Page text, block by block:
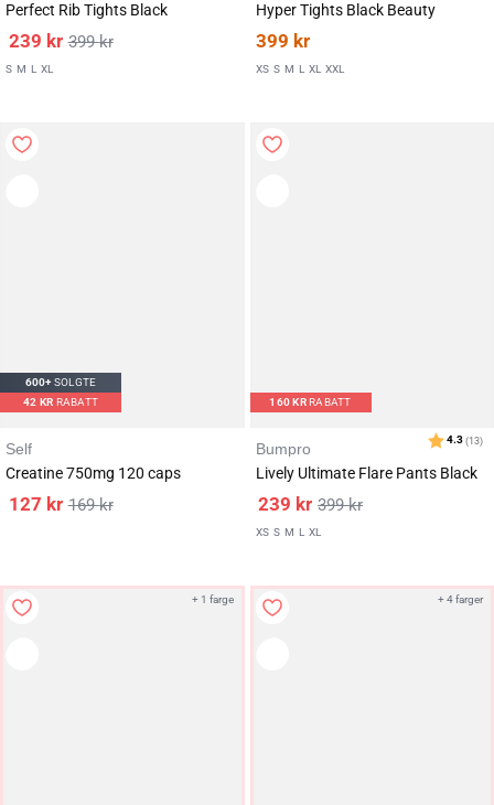
Perfect Rib Tights Black
399kr
239 kr
S M L XL
Hyper Tights Black Beauty
399 kr
XS S M L XL XXL
600+SOLGTE
42 KR RABATT
Self
Creatine 750mg 120 caps
169kr
127 kr
160KRRABATT
Bumpro
Lively Ultimate Flare Pants Black
399kr
239 kr
XS S M L XL
+ 1 farge + 4 farger